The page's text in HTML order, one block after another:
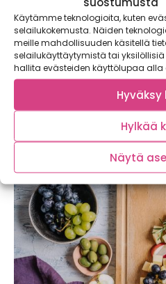
Käytämme teknologioita, kuten
selailukokemusta. Näiden
meille mahdollisuuden käsitellä
selailukäyttäytymistä tai
hallita evästeiden käyttölupaa alla
Hyväksy
Hylkää
Näytä
Upea mustakaali tuo
makunsa ja värinsä